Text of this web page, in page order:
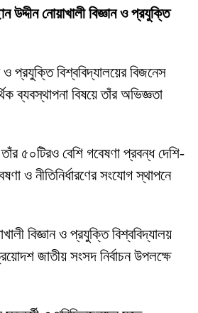
উদ্দীন নোয়াখালী বিজ্ঞান ও প্রযুক্তি
প্রযুক্তি বিশ্ববিদ্যালয়ের বিজনেস
ব্যবস্থাপনা বিষয়ে তাঁর অভিজ্ঞতা
৫০টিরও বেশি গবেষণা প্রবন্ধ দেশি-
ও নীতিনির্ধারণের সংযোগ স্থাপনে
বিজ্ঞান ও প্রযুক্তি বিশ্ববিদ্যালয়
জাতীয় সংসদ নির্বাচন উপলক্ষে